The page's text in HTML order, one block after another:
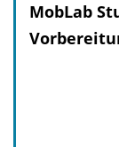
MobLab